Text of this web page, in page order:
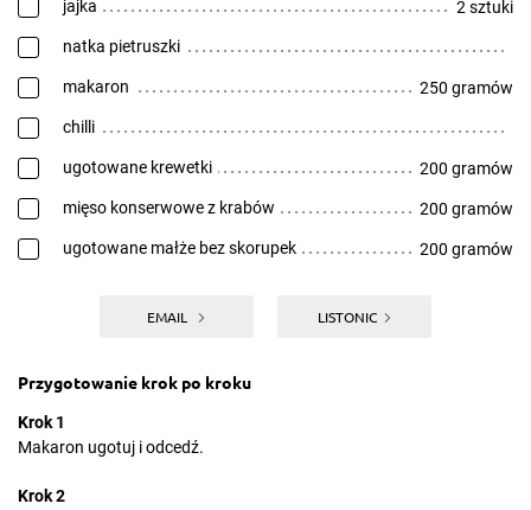
jajka 2 sztuki
natka pietruszki
makaron 250 gramów
chilli
ugotowane krewetki 200 gramów
mięso konserwowe z krabów 200 gramów
ugotowane małże bez skorupek 200 gramów
EMAIL LISTONIC
Przygotowanie krok po kroku
Krok 1
Makaron ugotuj i odcedź.
Krok 2